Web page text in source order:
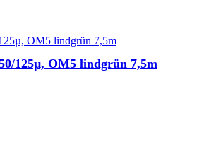
125µ, OM5 lindgrün 7,5m